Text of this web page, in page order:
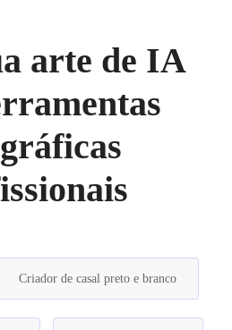
arte de IA
Criador de casal preto e branco